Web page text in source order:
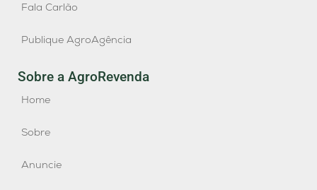
Fala Carlão
Publique AgroAgência
Sobre a AgroRevenda
Home
Sobre
Anuncie